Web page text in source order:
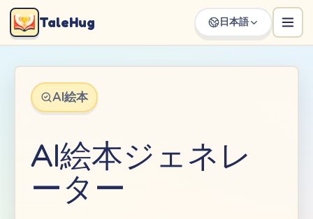
TaleHug 日本語
AI絵本
AI絵本ジェネレ
ーター